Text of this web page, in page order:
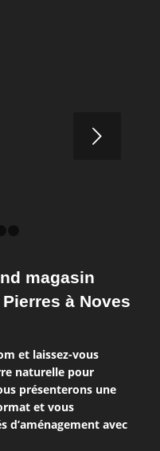
magasin
à Noves
et laissez-vous
naturelle pour
présenterons une
et vous
d’aménagement avec